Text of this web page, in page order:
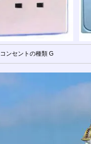
コンセントの種類 G